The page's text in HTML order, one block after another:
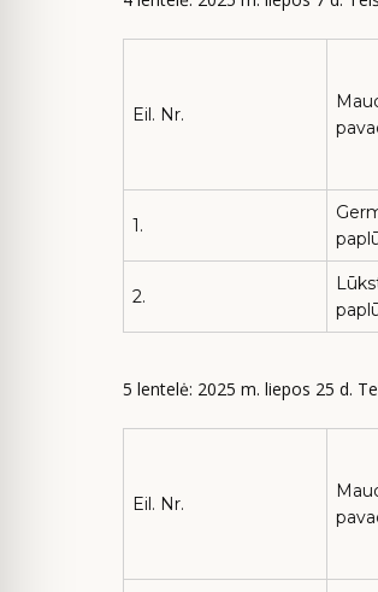
Eil. Nr.
1.
2.
5 lentelė: 2025 m. liepos 25 d.
Eil. Nr.